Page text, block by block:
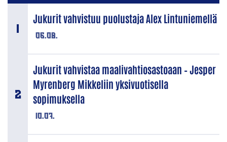
06.08.
Jukurit vahvistuu puolustaja Alex Lintuniemellä
10.07.
Jukurit vahvistaa maalivahtiosastoaan – Jesper
Myrenberg Mikkeliin yksivuotisella
sopimuksella